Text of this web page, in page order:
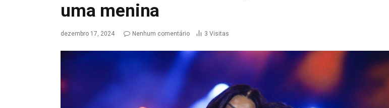
uma menina
dezembro 17, 2024 Nenhum comentário 3 Visitas